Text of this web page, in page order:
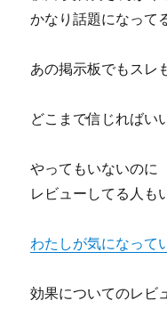
かなり話題になって
あの掲示板でもスレ
どこまで信じればい
やってもいないのに
レビューしてる人も
わたしが気になって
効果についてのレビ